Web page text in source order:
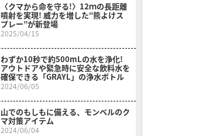
〈クマから命を守る!〉12ｍの長距離
噴射を実現! 威力を増した“熊よけス
プレー”が新登場
2025/04/15
わずか10秒で約500mLの水を浄化!
アウトドアや緊急時に安全な飲料水を
確保できる「GRAYL」の浄水ボトル
2024/06/05
山でのもしもに備える、モンベルのク
マ対策アイテム
2024/06/04